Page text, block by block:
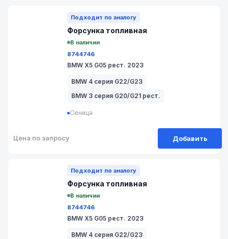
Подходит по аналогу
Форсунка топливная
В наличии
8744746
BMW X5 G05 рест. 2023
BMW 4 серия G22/G23
BMW 3 серия G20/G21 рест.
Сеница
Цена по запросу Добавить
Подходит по аналогу
Форсунка топливная
В наличии
8744746
BMW X5 G05 рест. 2023
BMW 4 серия G22/G23